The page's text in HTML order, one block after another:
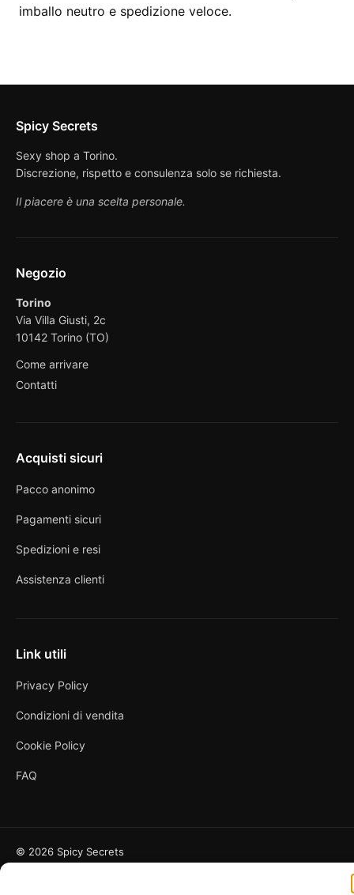
imballo neutro e spedizione veloce.
Spicy Secrets
Sexy shop a Torino.
Discrezione, rispetto e consulenza solo se richiesta.
Il piacere è una scelta personale.
Negozio
Torino
Via Villa Giusti, 2c
10142 Torino (TO)
Come arrivare
Contatti
Acquisti sicuri
Pacco anonimo
Pagamenti sicuri
Spedizioni e resi
Assistenza clienti
Link utili
Privacy Policy
Condizioni di vendita
Cookie Policy
FAQ
© 2026 Spicy Secrets